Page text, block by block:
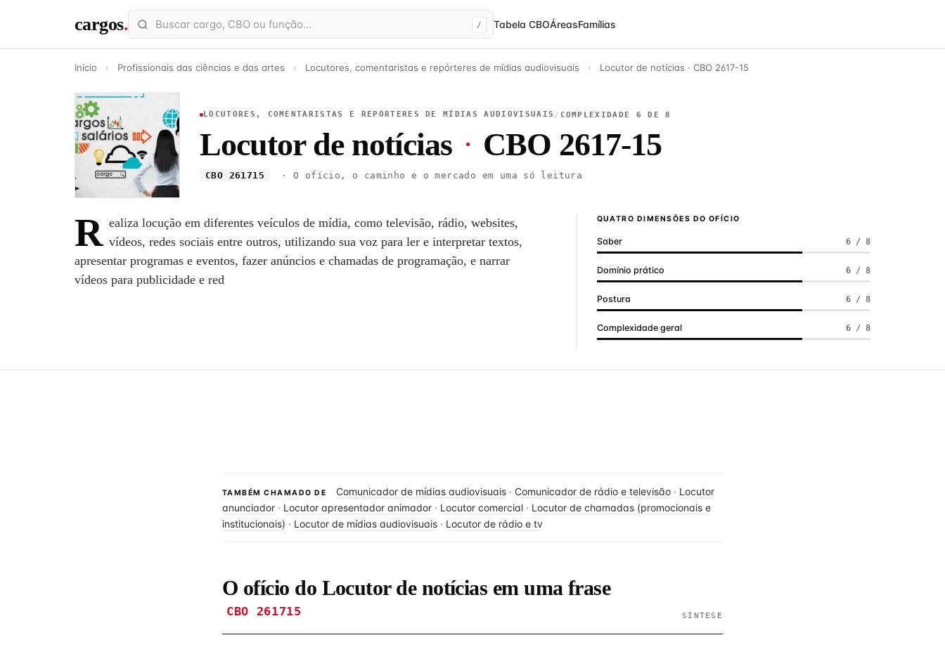
cargos. / Tabela CBOÁreasFamílias
Início › Profissionais das ciências e das artes › Locutores, comentaristas e repórteres de mídias audiovisuais › Locutor de notícias · CBO 2617-15
LOCUTORES, COMENTARISTAS E REPÓRTERES DE MÍDIAS AUDIOVISUAIS / COMPLEXIDADE 6 DE 8
Locutor de notícias · CBO 2617-15
CBO 261715 · O ofício, o caminho e o mercado em uma só leitura
R ealiza locução em diferentes veículos de mídia, como televisão, rádio, websites,
vídeos, redes sociais entre outros, utilizando sua voz para ler e interpretar textos,
apresentar programas e eventos, fazer anúncios e chamadas de programação, e narrar
vídeos para publicidade e red
QUATRO DIMENSÕES DO OFÍCIO
Saber 6 / 8
Domínio prático 6 / 8
Postura 6 / 8
Complexidade geral 6 / 8
TAMBÉM CHAMADO DE Comunicador de mídias audiovisuais · Comunicador de rádio e televisão · Locutor
anunciador · Locutor apresentador animador · Locutor comercial · Locutor de chamadas (promocionais e
institucionais) · Locutor de mídias audiovisuais · Locutor de rádio e tv
O ofício do Locutor de notícias em uma frase
CBO 261715 SÍNTESE